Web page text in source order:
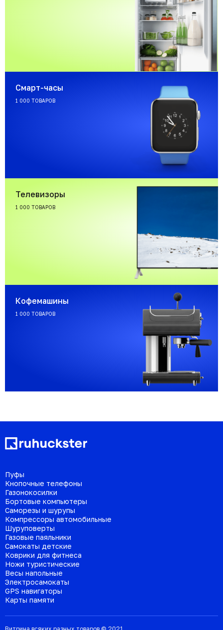
Смарт-часы
1 000 ТОВАРОВ
Телевизоры
1 000 ТОВАРОВ
Кофемашины
1 000 ТОВАРОВ
Пуфы
Кнопочные телефоны
Газонокосилки
Бортовые компьютеры
Саморезы и шурупы
Компрессоры автомобильные
Шуруповерты
Газовые паяльники
Самокаты детские
Коврики для фитнеса
Ножи туристические
Весы напольные
Электросамокаты
GPS навигаторы
Карты памяти